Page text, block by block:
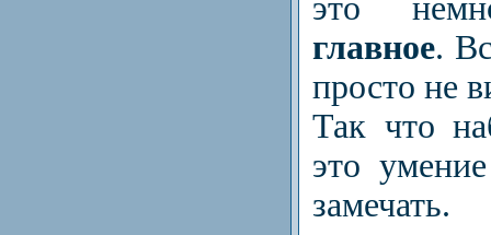
это
главное.
просто не
Так что
это
замечать.